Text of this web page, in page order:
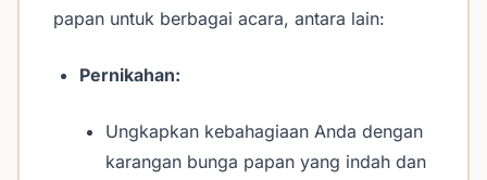
papan untuk berbagai acara, antara lain:
Pernikahan:
Ungkapkan kebahagiaan Anda dengan
karangan bunga papan yang indah dan